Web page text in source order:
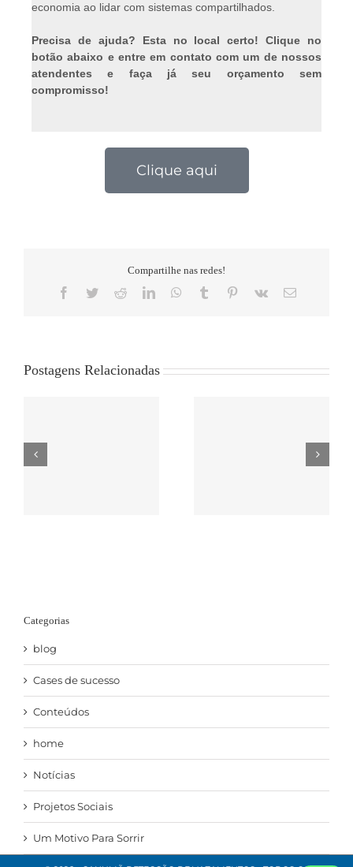
economia ao lidar com sistemas compartilhados.
Precisa de ajuda? Esta no local certo! Clique no
botão abaixo e entre em contato com um de nossos
atendentes e faça já seu orçamento sem
compromisso!
Clique aqui
Compartilhe nas redes!
Postagens Relacionadas
Categorias
blog
Cases de sucesso
Conteúdos
home
Notícias
Projetos Sociais
Um Motivo Para Sorrir